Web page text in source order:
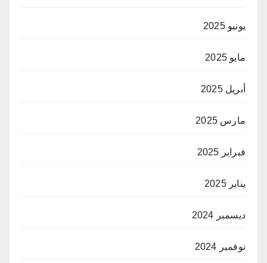
يونيو 2025
مايو 2025
أبريل 2025
مارس 2025
فبراير 2025
يناير 2025
ديسمبر 2024
نوفمبر 2024